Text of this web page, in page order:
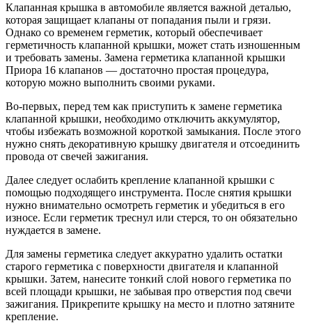
Клапанная крышка в автомобиле является важной деталью,
которая защищает клапаны от попадания пыли и грязи.
Однако со временем герметик, который обеспечивает
герметичность клапанной крышки, может стать изношенным
и требовать замены. Замена герметика клапанной крышки
Приора 16 клапанов — достаточно простая процедура,
которую можно выполнить своими руками.
Во-первых, перед тем как приступить к замене герметика
клапанной крышки, необходимо отключить аккумулятор,
чтобы избежать возможной короткой замыкания. После этого
нужно снять декоративную крышку двигателя и отсоединить
провода от свечей зажигания.
Далее следует ослабить крепление клапанной крышки с
помощью подходящего инструмента. После снятия крышки
нужно внимательно осмотреть герметик и убедиться в его
износе. Если герметик треснул или стерся, то он обязательно
нуждается в замене.
Для замены герметика следует аккуратно удалить остатки
старого герметика с поверхности двигателя и клапанной
крышки. Затем, нанесите тонкий слой нового герметика по
всей площади крышки, не забывая про отверстия под свечи
зажигания. Прикрепите крышку на место и плотно затяните
крепление.